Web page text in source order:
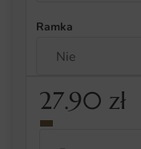
Ramka
27.90 zł